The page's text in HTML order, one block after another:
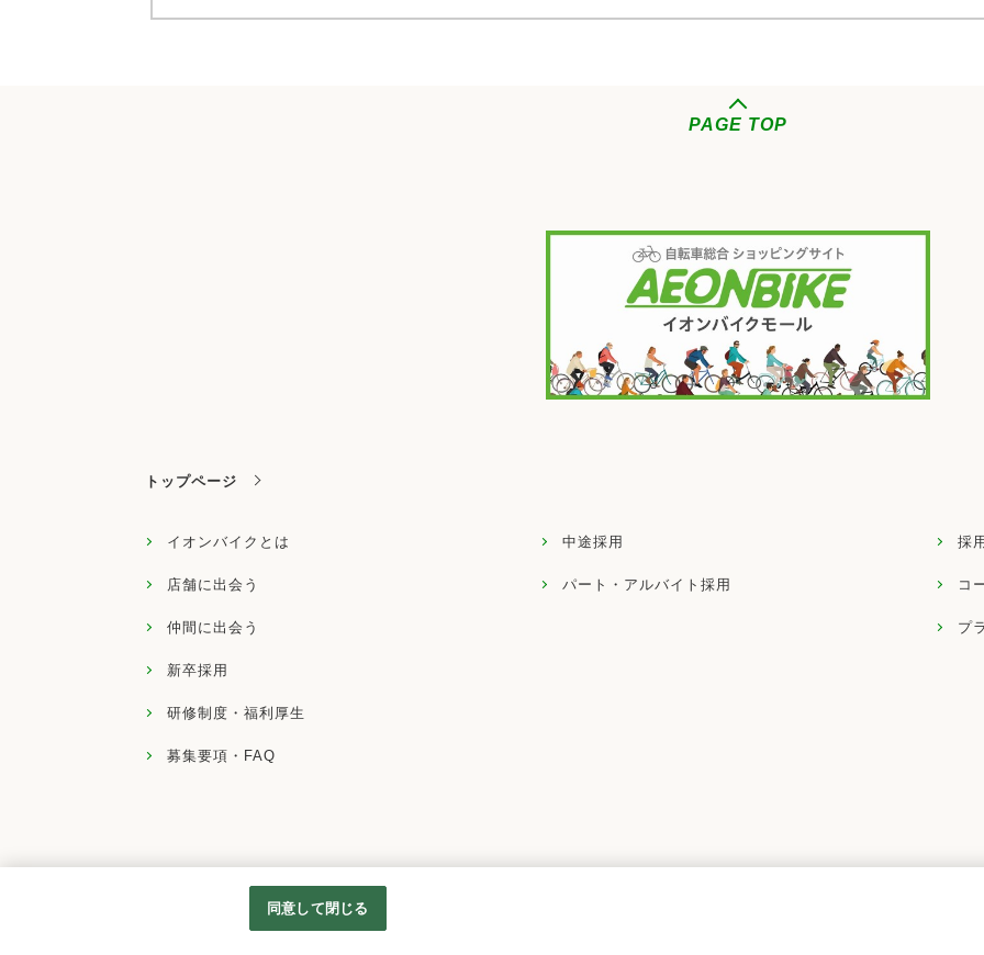
PAGE TOP
トップページ
イオンバイクとは
店舗に出会う
仲間に出会う
新卒採用
研修制度・福利厚生
募集要項・FAQ
中途採用
パート・アルバイト採用
採
コ
プ
同意して閉じる